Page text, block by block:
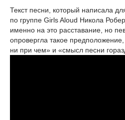
Текст песни, который написала
по группе Girls Aloud Никола
именно на это расставание, но
опровергла такое
ни при чем» и «смысл песни